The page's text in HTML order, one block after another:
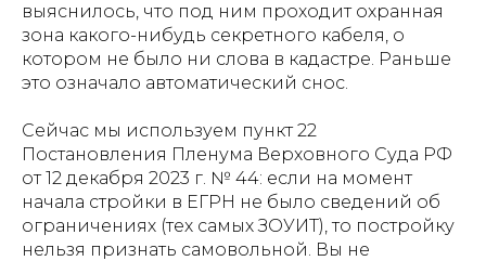
выяснилось, что под ним проходит охранная
зона какого-нибудь секретного кабеля, о
котором не было ни слова в кадастре. Раньше
это означало автоматический снос.
Сейчас мы используем пункт 22
Постановления Пленума Верховного Суда РФ
от 12 декабря 2023 г. № 44: если на момент
начала стройки в ЕГРН не было сведений об
ограничениях (тех самых ЗОУИТ), то постройку
нельзя признать самовольной. Вы не